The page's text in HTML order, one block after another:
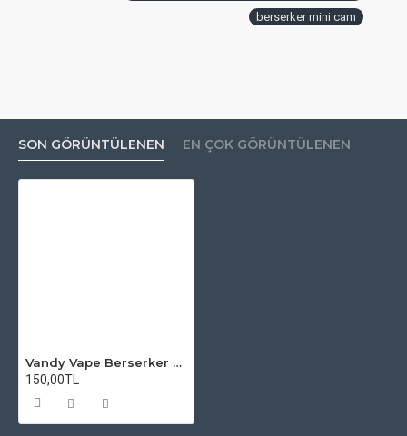
berserker mini cam
SON GÖRÜNTÜLENEN EN ÇOK GÖRÜNTÜLENEN
Vandy Vape Berserker Mini MTL RTA Atomizer Camı
150,00TL